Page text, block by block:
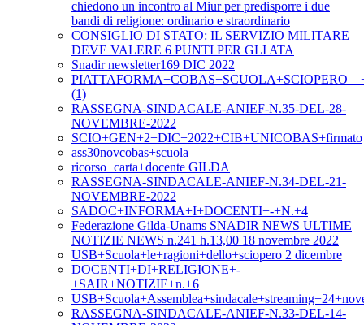
chiedono un incontro al Miur per predisporre i due
bandi di religione: ordinario e straordinario
CONSIGLIO DI STATO: IL SERVIZIO MILITARE
DEVE VALERE 6 PUNTI PER GLI ATA
Snadir newsletter169 DIC 2022
(1)
RASSEGNA-SINDACALE-ANIEF-N.35-DEL-28-
NOVEMBRE-2022
SCIO+GEN+2+DIC+2022+CIB+UNICOBAS+firmato
ass30novcobas+scuola
ricorso+carta+docente GILDA
RASSEGNA-SINDACALE-ANIEF-N.34-DEL-21-
NOVEMBRE-2022
SADOC+INFORMA+I+DOCENTI+-+N.+4
Federazione Gilda-Unams SNADIR NEWS ULTIME
NOTIZIE NEWS n.241 h.13,00 18 novembre 2022
USB+Scuola+le+ragioni+dello+sciopero 2 dicembre
DOCENTI+DI+RELIGIONE+-
+SAIR+NOTIZIE+n.+6
RASSEGNA-SINDACALE-ANIEF-N.33-DEL-14-